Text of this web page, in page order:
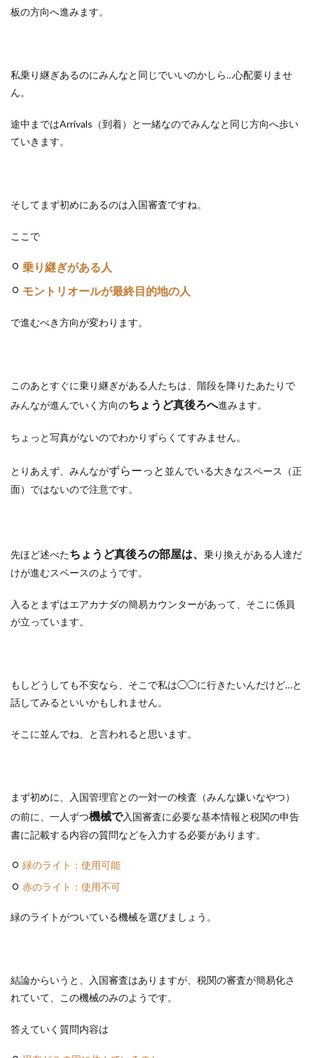
板の方向へ進みます。
私乗り継ぎあるのにみんなと同じでいいのかしら…心配要りませ
ん。
途中まではArrivals（到着）と一緒なのでみんなと同じ方向へ歩い
ていきます。
そしてまず初めにあるのは入国審査ですね。
ここで
乗り継ぎがある人
モントリオールが最終目的地の人
で進むべき方向が変わります。
このあとすぐに乗り継ぎがある人たちは、階段を降りたあたりで
みんなが進んでいく方向のちょうど真後ろへ進みます。
ちょっと写真がないのでわかりずらくてすみません。
とりあえず、みんながずらーっと 並んでいる大きなスペース（正
面）ではないので注意です。
先ほど述べたちょうど真後ろの部屋は、 乗り換えがある人達だ
けが進むスペースのようです。
入るとまずはエアカナダの簡易カウンターがあって、そこに係員
が立っています。
もしどうしても不安なら、そこで私は◯◯に行きたいんだけど…と
話してみるといいかもしれません。
そこに並んでね、と言われると思います。
まず初めに、入国管理官との一対一の検査（みんな嫌いなやつ）
の前に、一人ずつ機械で入国審査に必要な基本情報と税関の申告
書に記載する内容の質問などを入力する必要があります。
緑のライト：使用可能
赤のライト：使用不可
緑のライトがついている機械を選びましょう。
結論からいうと、入国審査はありますが、税関の審査が簡易化さ
れていて、この機械のみのようです。
答えていく質問内容は